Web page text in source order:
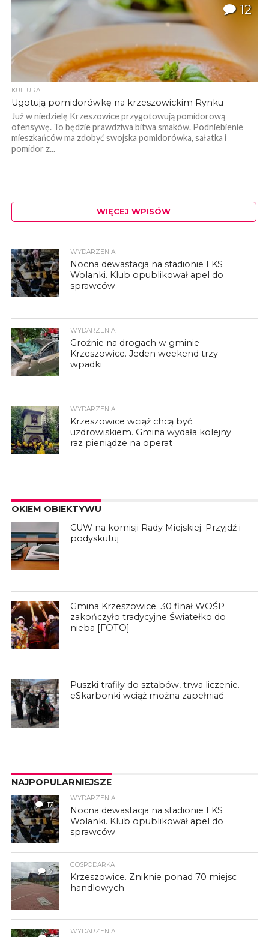
12
KULTURA
Ugotują pomidorówkę na krzeszowickim Rynku
Już w niedzielę Krzeszowice przygotowują pomidorową
ofensywę. To będzie prawdziwa bitwa smaków. Podniebienie
mieszkańców ma zdobyć swojska pomidorówka, sałatka i
pomidor z...
WIĘCEJ WPISÓW
WYDARZENIA
Nocna dewastacja na stadionie LKS
Wolanki. Klub opublikował apel do
sprawców
WYDARZENIA
Groźnie na drogach w gminie
Krzeszowice. Jeden weekend trzy
wpadki
WYDARZENIA
Krzeszowice wciąż chcą być
uzdrowiskiem. Gmina wydała kolejny
raz pieniądze na operat
OKIEM OBIEKTYWU
CUW na komisji Rady Miejskiej. Przyjdź i
podyskutuj
Gmina Krzeszowice. 30 finał WOŚP
zakończyło tradycyjne Światełko do
nieba [FOTO]
Puszki trafiły do sztabów, trwa liczenie.
eSkarbonki wciąż można zapełniać
NAJPOPULARNIEJSZE
17
WYDARZENIA
Nocna dewastacja na stadionie LKS
Wolanki. Klub opublikował apel do
sprawców
7
GOSPODARKA
Krzeszowice. Zniknie ponad 70 miejsc
handlowych
WYDARZENIA